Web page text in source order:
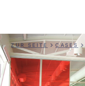
ZUR SEITE CASES